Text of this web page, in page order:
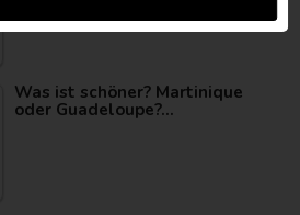
Was ist schöner? Martinique
oder Guadeloupe?…